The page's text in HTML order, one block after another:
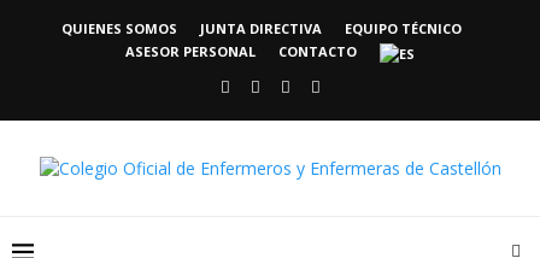
QUIENES SOMOS JUNTA DIRECTIVA
EQUIPO TÉCNICO
ASESOR PERSONAL
CONTACTO